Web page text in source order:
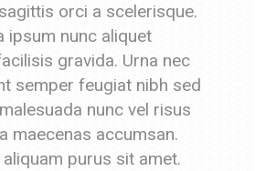
orci a scelerisque.
ipsum nunc aliquet
gravida. Urna nec
semper feugiat nibh sed
nunc vel risus
maecenas accumsan.
purus sit amet.